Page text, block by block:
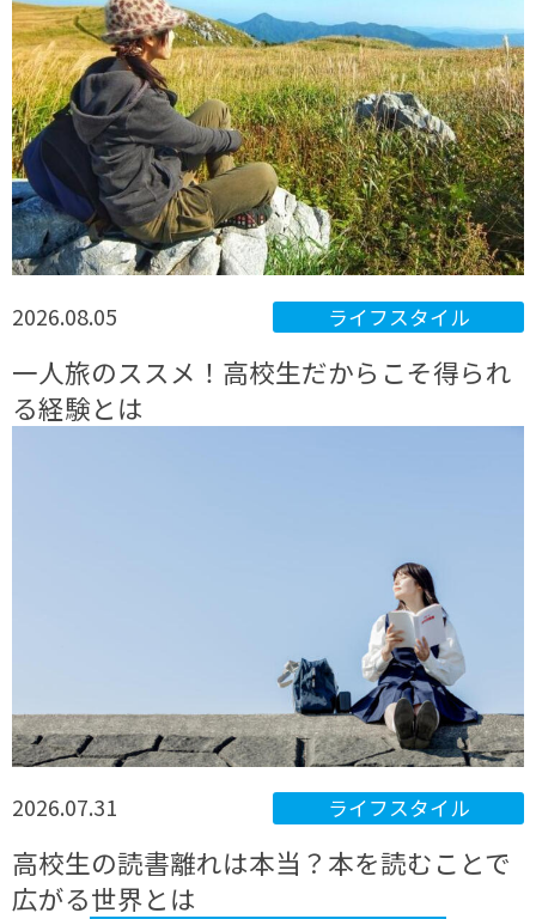
2026.08.05 ライフスタイル
一人旅のススメ！高校生だからこそ得られ
る経験とは
2026.07.31 ライフスタイル
高校生の読書離れは本当？本を読むことで
広がる世界とは